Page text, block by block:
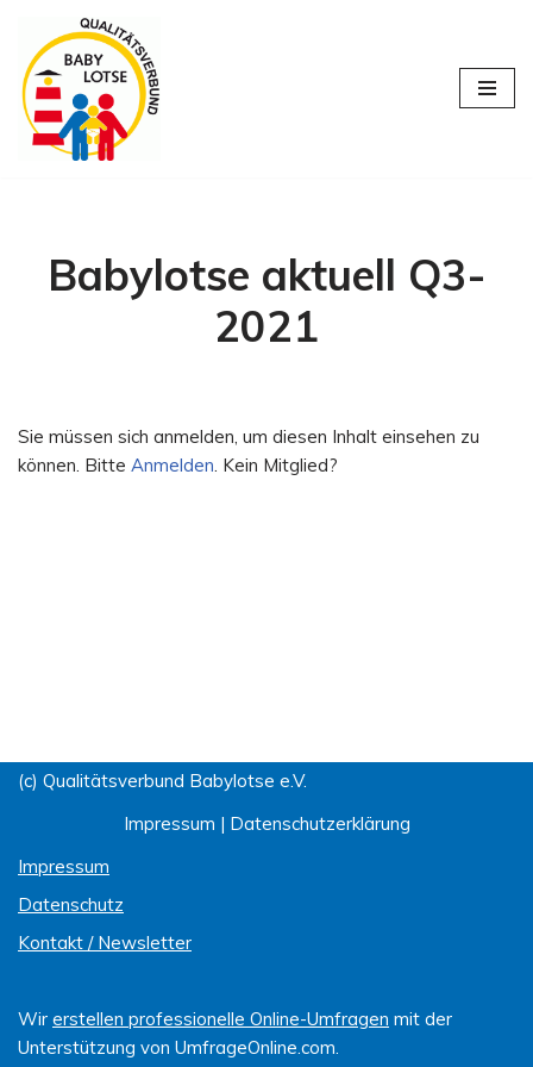
Zum
Inhalt
springen
Babylotse aktuell Q3-
2021
Sie müssen sich anmelden, um diesen Inhalt einsehen zu
können. Bitte Anmelden. Kein Mitglied?
(c) Qualitätsverbund Babylotse e.V.
Impressum | Datenschutzerklärung
Impressum
Datenschutz
Kontakt / Newsletter
Wir erstellen professionelle Online-Umfragen mit der
Unterstützung von UmfrageOnline.com.